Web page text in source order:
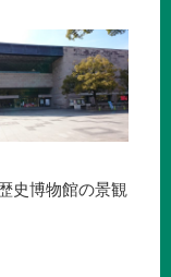
史博物館の景観